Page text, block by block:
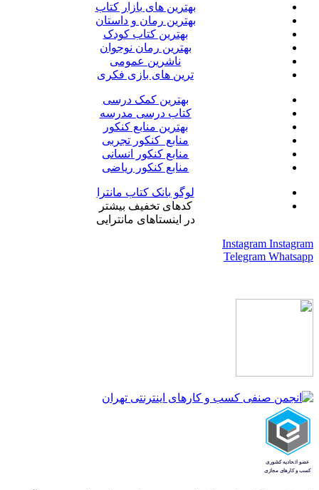
بهترین های بازار کتاب
بهترین رمان و داستان
بهترین کتاب کودک
بهترین رمان نوجوان
ناشرین عمومی
ترین های بازی فکری
بهترین کمک درسی
کتاب درسی مدرسه
بهترین منابع کنکور
منابع کنکور تجربی
منابع کنکور انسانی
منابع کنکور ریاضی
لوگو بانک کتاب مانترا
کدهای تخفیف بیشتر
در اینستاهای مانترایی
Instagram Instagram
Telegram Whatsapp